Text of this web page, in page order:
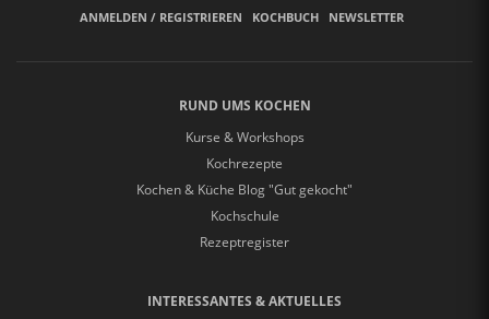
ANMELDEN / REGISTRIEREN KOCHBUCH NEWSLETTER
RUND UMS KOCHEN
Kurse & Workshops
Kochrezepte
Kochen & Küche Blog "Gut gekocht"
Kochschule
Rezeptregister
INTERESSANTES & AKTUELLES